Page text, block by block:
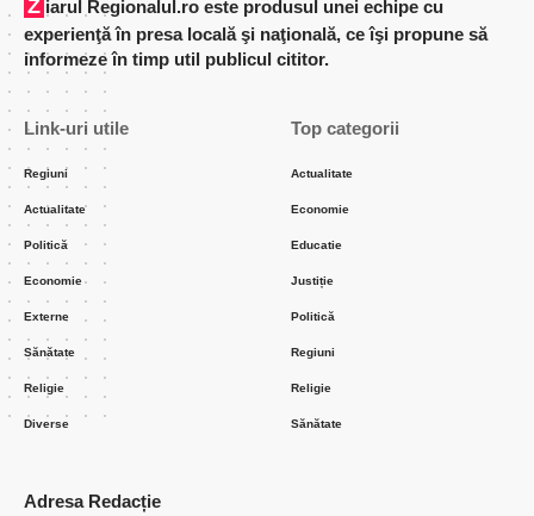
Ziarul Regionalul.ro este produsul unei echipe cu
experienţă în presa locală şi naţională, ce îşi propune să
informeze în timp util publicul cititor.
Link-uri utile
Regiuni
Actualitate
Politică
Economie
Externe
Sănătate
Religie
Diverse
Top categorii
Actualitate
Economie
Educatie
Justiție
Politică
Regiuni
Religie
Sănătate
Adresa Redacție